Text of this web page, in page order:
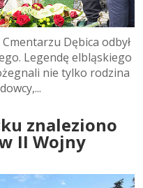
Dębica odbył
Legendę elbląskiego
nie tylko rodzina
znaleziono
II Wojny